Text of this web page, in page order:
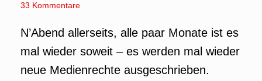
33 Kommentare
N’Abend allerseits, alle paar Monate ist es
mal wieder soweit – es werden mal wieder
neue Medienrechte ausgeschrieben.